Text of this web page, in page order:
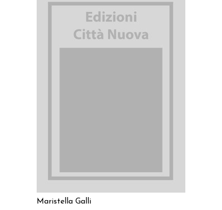
Maristella Galli